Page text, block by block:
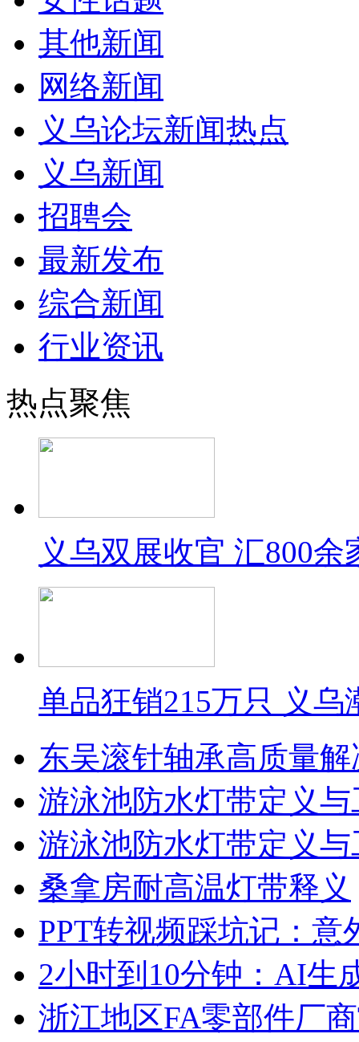
其他新闻
网络新闻
义乌论坛新闻热点
义乌新闻
招聘会
最新发布
综合新闻
行业资讯
热点聚焦
义乌双展收官 汇800
单品狂销215万只 义
东吴滚针轴承高质量
游泳池防水灯带定义
游泳池防水灯带定义
桑拿房耐高温灯带释义
PPT转视频踩坑记：意
2小时到10分钟：AI生
浙江地区FA零部件厂